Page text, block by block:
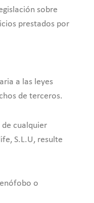
sobre
prestados por
a las leyes
de terceros.
cualquier
S.L.U, resulte
o